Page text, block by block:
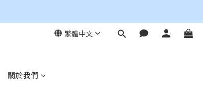
繁體中文
關於我們